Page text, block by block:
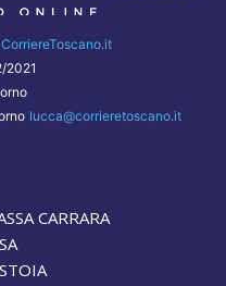
CorriereToscano.it
2021
lucca@corrieretoscano.it
CARRARA